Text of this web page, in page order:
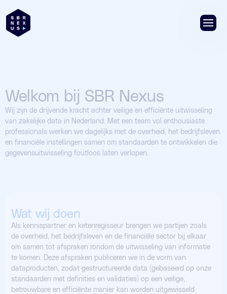
Welkom bij SBR Nexus
Wij zijn de drijvende kracht achter veilige en efficiënte uitwisseling
van zakelijke data in Nederland. Met een team vol enthousiaste
professionals werken we dagelijks met de overheid, het bedrijfsleven
en financiële instellingen samen om standaarden te ontwikkelen die
gegevensuitwisseling foutloos laten verlopen.
Wat wij doen
Als kennispartner en ketenregisseur brengen we partijen zoals
de overheid, het bedrijfsleven en de financiële sector bij elkaar
om samen tot afspraken rondom de uitwisseling van informatie
te komen. Deze afspraken publiceren we in de vorm van
dataproducten, zodat gestructureerde data (gebaseerd op onze
standaarden met definities en validaties) op een veilige,
betrouwbare en efficiënte manier kan worden uitgewisseld